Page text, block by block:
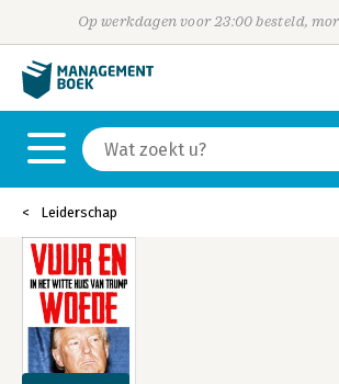
Op werkdagen voor 23:00 besteld,
Leiderschap